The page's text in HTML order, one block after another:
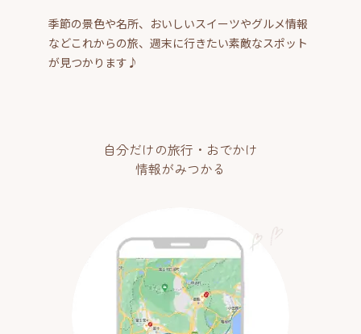
季節の景色や名所、おいしいスイーツやグルメ情報
などこれからの旅、週末に行きたい素敵なスポット
が見つかります♪
自分だけの旅行・おでかけ
情報がみつかる